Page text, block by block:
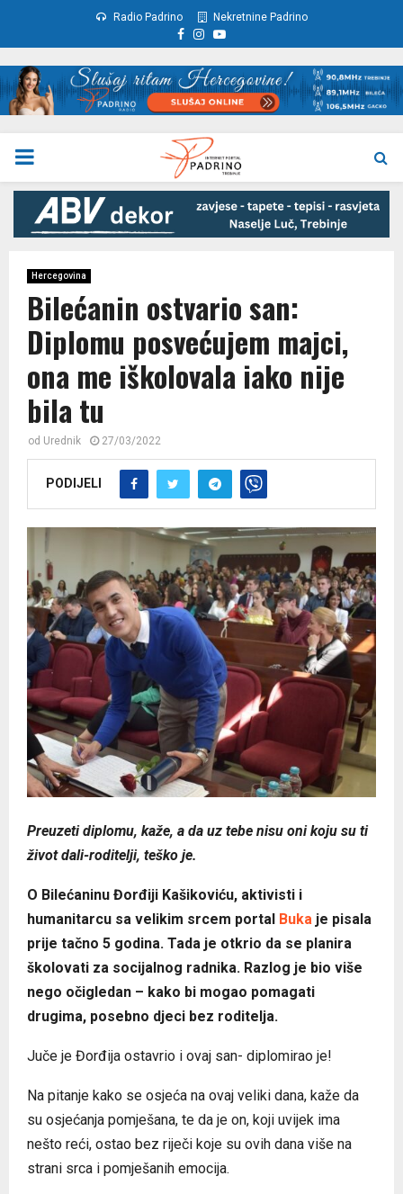
Radio Padrino Nekretnine Padrino
Facebook
Instagram
Youtube
PRIMARY
MENU
Hercegovina
Bilećanin ostvario san:
Diplomu posvećujem majci,
ona me iškolovala iako nije
bila tu
od Urednik 27/03/2022
PODIJELI
Preuzeti diplomu, kaže, a da uz tebe nisu oni koju su ti
život dali-roditelji, teško je.
O Bilećaninu Đorđiji Kašikoviću, aktivisti i
humanitarcu sa velikim srcem portal Buka je pisala
prije tačno 5 godina. Tada je otkrio da se planira
školovati za socijalnog radnika. Razlog je bio više
nego očigledan – kako bi mogao pomagati
drugima, posebno djeci bez roditelja.
Juče je Đorđija ostavrio i ovaj san- diplomirao je!
Na pitanje kako se osjeća na ovaj veliki dana, kaže da
su osjećanja pomješana, te da je on, koji uvijek ima
nešto reći, ostao bez riječi koje su ovih dana više na
strani srca i pomješanih emocija.